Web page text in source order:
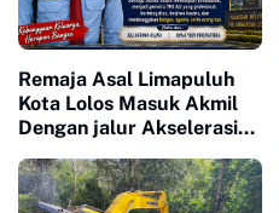
Remaja Asal Limapuluh
Kota Lolos Masuk Akmil
Dengan jalur Akselerasi